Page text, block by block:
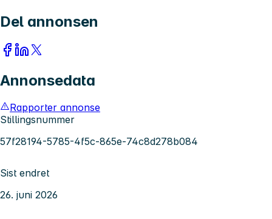
Del annonsen
Annonsedata
Rapporter annonse
Stillingsnummer
57f28194-5785-4f5c-865e-74c8d278b084
Sist endret
26. juni 2026